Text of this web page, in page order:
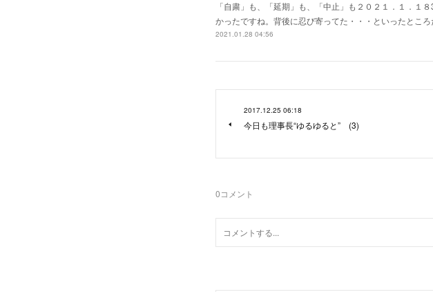
「自粛」も、「延期」も、「中止」も２０２１．１．１
かったですね。背後に忍び寄ってた・・・といったとこ
2021.01.28 04:56
2017.12.25 06:18
今日も理事長“ゆるゆると” (3)
0コメント